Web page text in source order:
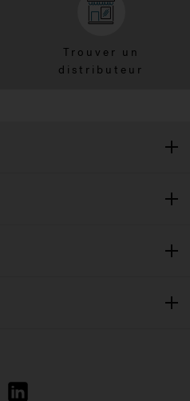
Trouver un
distributeur